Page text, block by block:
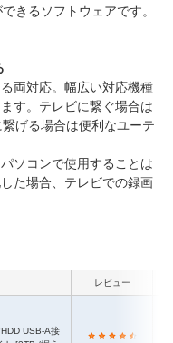
きるソフトウェアです。
両対応。幅広い対応機種
す。テレビに繋ぐ場合は
げる場合は便利なユーテ
ソコンで使用することは
た場合、テレビでの録画
レビュー